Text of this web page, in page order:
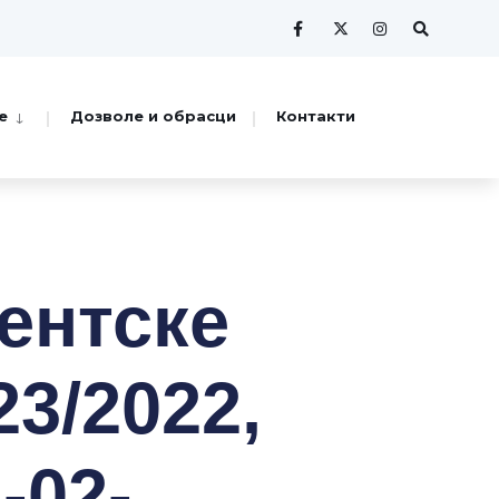
Дозволе и обрасци Контакти
2022,